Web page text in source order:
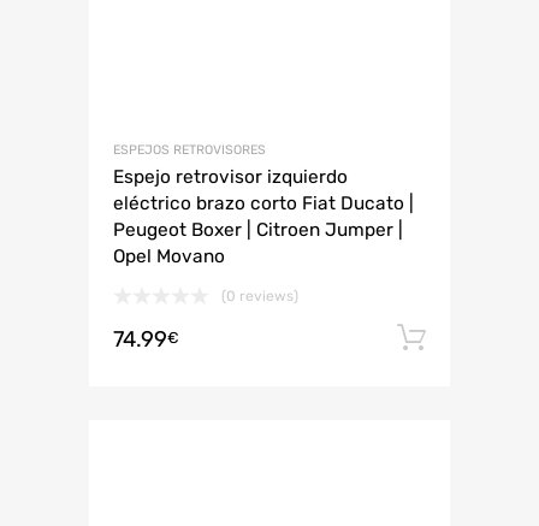
ESPEJOS RETROVISORES
Espejo retrovisor izquierdo
eléctrico brazo corto Fiat Ducato |
Peugeot Boxer | Citroen Jumper |
Opel Movano
(0 reviews)
74.99€